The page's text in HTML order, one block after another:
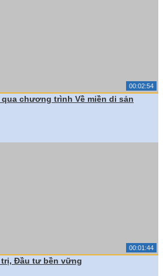
00:02:54
chương trình Về miền di sản
00:01:44
trị, Đầu tư bền vững